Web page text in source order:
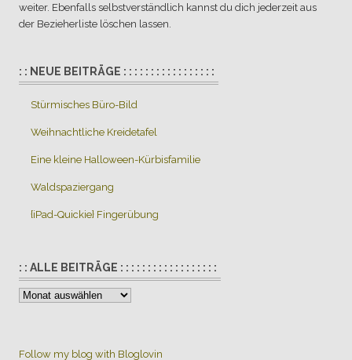
weiter. Ebenfalls selbstverständlich kannst du dich jederzeit aus
der Bezieherliste löschen lassen.
: : NEUE BEITRÄGE : : : : : : : : : : : : : : : : :
Stürmisches Büro-Bild
Weihnachtliche Kreidetafel
Eine kleine Halloween-Kürbisfamilie
Waldspaziergang
{iPad-Quickie} Fingerübung
: : ALLE BEITRÄGE : : : : : : : : : : : : : : : : : :
Follow my blog with Bloglovin